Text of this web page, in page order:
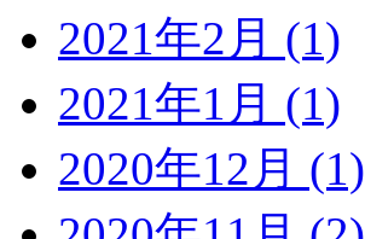
2021年2月 (1)
2021年1月 (1)
2020年12月 (1)